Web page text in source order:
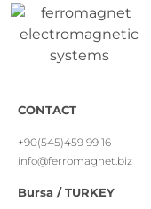
CONTACT
+90(545)459 99 16
info@ferromagnet.biz
Bursa / TURKEY